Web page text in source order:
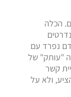
הכלה
נפרד עם
"עותק" של
קשר
ולא על